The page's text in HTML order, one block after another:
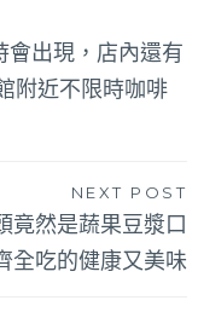
會出現，店內還有
附近不限時咖啡
NEXT POST
竟然是蔬果豆漿口
全吃的健康又美味